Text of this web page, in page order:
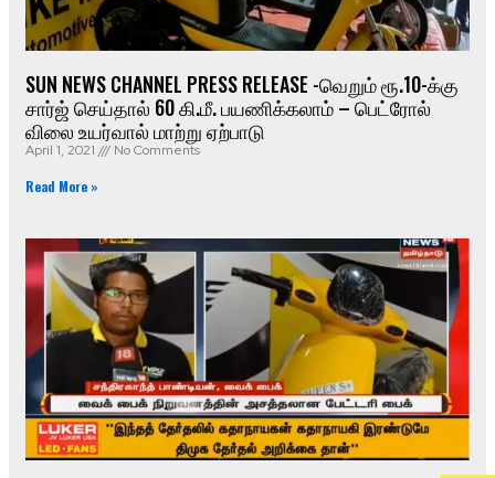
SUN NEWS CHANNEL PRESS RELEASE -வெறும் ரூ.10-க்கு
சார்ஜ் செய்தால் 60 கி.மீ. பயணிக்கலாம் – பெட்ரோல்
விலை உயர்வால் மாற்று ஏற்பாடு
April 1, 2021 No Comments
Read More »